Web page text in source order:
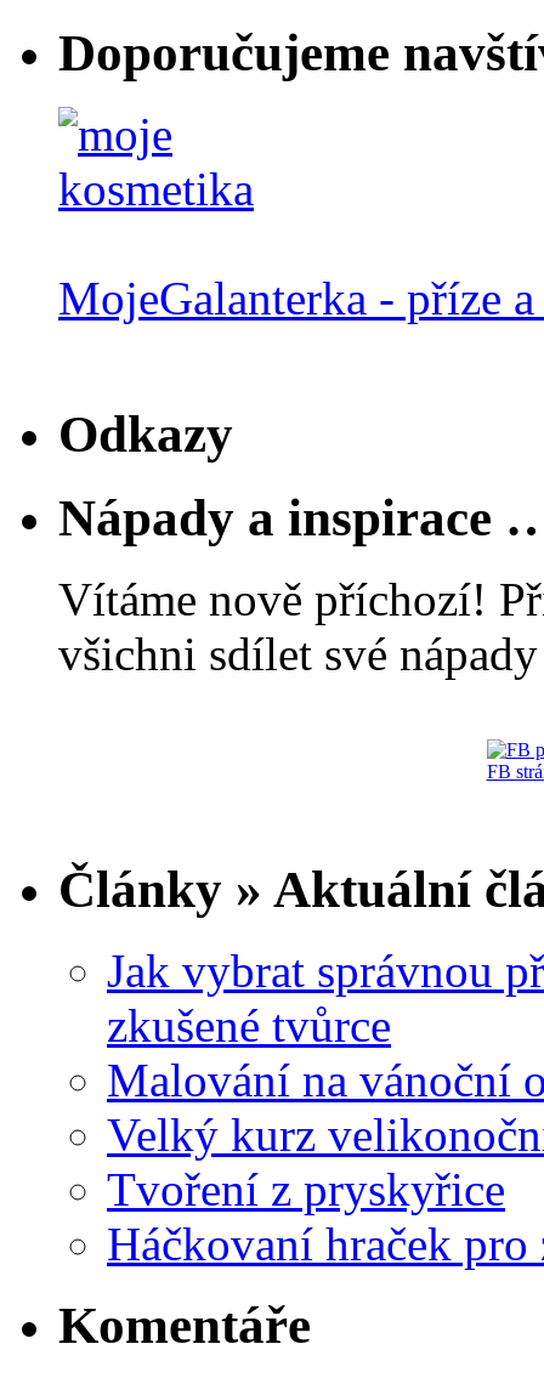
Doporučujeme
MojeGalanterka - příze
Odkazy
Nápady a inspirace
Vítáme nově příchozí!
všichni sdílet své
FB
Články » Aktuální
Jak vybrat správnou
zkušené tvůrce
Malování na vánoční
Velký kurz
Tvoření z pryskyřice
Háčkovaní hraček pro
Komentáře